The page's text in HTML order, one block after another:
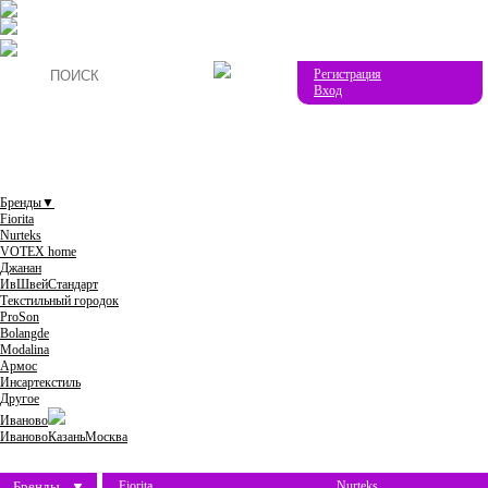
Регистрация
Вход
Бренды▼
Fiorita
Nurteks
VOTEX home
Джанан
ИвШвейСтандарт
Текстильный городок
ProSon
Bolangde
Modalina
Армос
Инсартекстиль
Другое
Иваново
ИвановоКазаньМосква